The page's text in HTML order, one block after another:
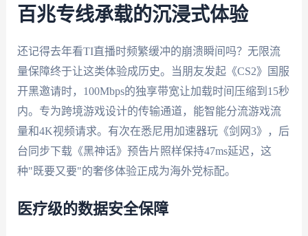
百兆专线承载的沉浸式体验
还记得去年看TI直播时频繁缓冲的崩溃瞬间吗？无限流
量保障终于让这类体验成历史。当朋友发起《CS2》国服
开黑邀请时，100Mbps的独享带宽让加载时间压缩到15秒
内。专为跨境游戏设计的传输通道，能智能分流游戏流
量和4K视频请求。有次在悉尼用加速器玩《剑网3》，后
台同步下载《黑神话》预告片照样保持47ms延迟，这
种"既要又要"的奢侈体验正成为海外党标配。
医疗级的数据安全保障